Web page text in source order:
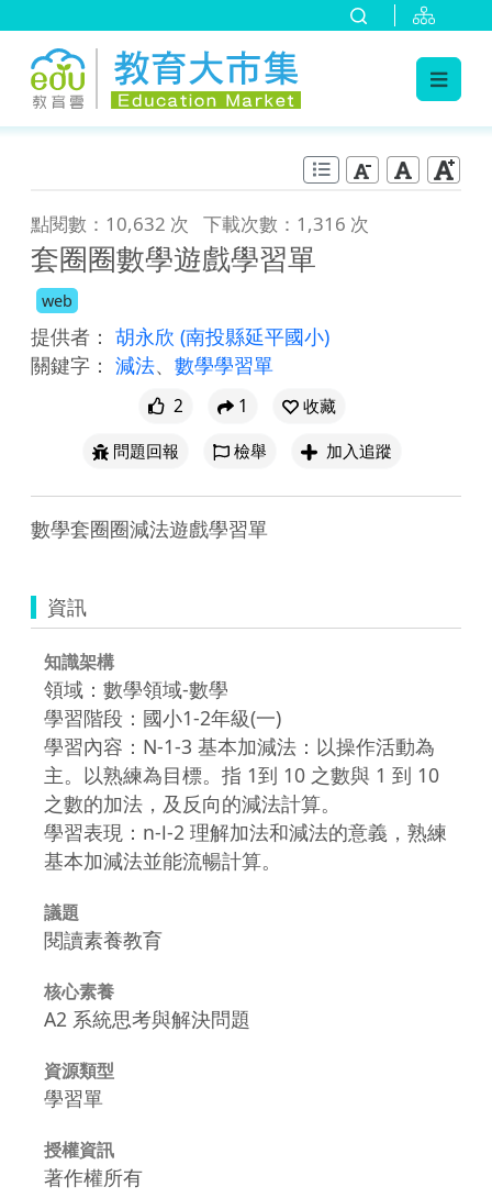
點閱數：10,632 次 下載次數：1,316 次
套圈圈數學遊戲學習單
web
提供者： 胡永欣 (南投縣延平國小)
關鍵字： 減法、 數學學習單
2 1
收藏
問題回報
檢舉 加入追蹤
數學套圈圈減法遊戲學習單
資訊
知識架構
領域：數學領域-數學
學習階段：國小1-2年級(一)
學習內容：N-1-3 基本加減法：以操作活動為
主。以熟練為目標。指 1到 10 之數與 1 到 10
之數的加法，及反向的減法計算。
學習表現：n-Ⅰ-2 理解加法和減法的意義，熟練
基本加減法並能流暢計算。
議題
閱讀素養教育
核心素養
A2 系統思考與解決問題
資源類型
學習單
授權資訊
著作權所有